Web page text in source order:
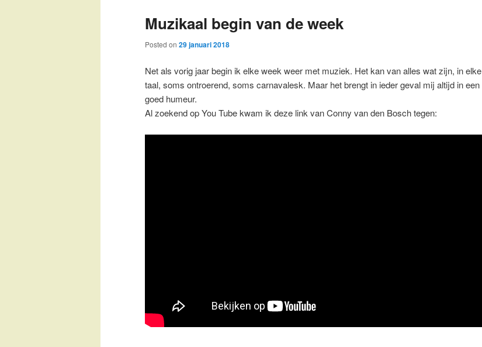
Muzikaal begin van de week
Posted on 29 januari 2018
Net als vorig jaar begin ik elke week weer met muziek. Het kan van alles wat zijn, in elke
taal, soms ontroerend, soms carnavalesk. Maar het brengt in ieder geval mij altijd in een
goed humeur.
Al zoekend op You Tube kwam ik deze link van Conny van den Bosch tegen: